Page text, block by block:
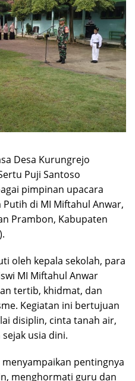
Desa Kurungrejo
Puji Santoso
pimpinan upacara
di MI Miftahul Anwar,
Prambon, Kabupaten
oleh kepala sekolah, para
MI Miftahul Anwar
tertib, khidmat, dan
Kegiatan ini bertujuan
disiplin, cinta tanah air,
usia dini.
pentingnya
menghormati guru dan